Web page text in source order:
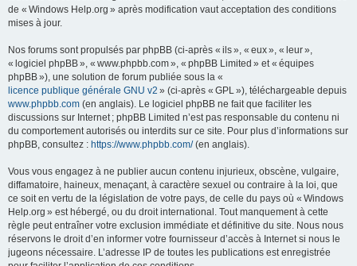
de « Windows Help.org » après modification vaut acceptation des conditions
mises à jour.
Nos forums sont propulsés par phpBB (ci-après « ils », « eux », « leur »,
« logiciel phpBB », « www.phpbb.com », « phpBB Limited » et « équipes
phpBB »), une solution de forum publiée sous la «
licence publique générale GNU v2 » (ci-après « GPL »), téléchargeable depuis
www.phpbb.com (en anglais). Le logiciel phpBB ne fait que faciliter les
discussions sur Internet ; phpBB Limited n’est pas responsable du contenu ni
du comportement autorisés ou interdits sur ce site. Pour plus d’informations sur
phpBB, consultez : https://www.phpbb.com/(en anglais).
Vous vous engagez à ne publier aucun contenu injurieux, obscène, vulgaire,
diffamatoire, haineux, menaçant, à caractère sexuel ou contraire à la loi, que
ce soit en vertu de la législation de votre pays, de celle du pays où « Windows
Help.org » est hébergé, ou du droit international. Tout manquement à cette
règle peut entraîner votre exclusion immédiate et définitive du site. Nous nous
réservons le droit d’en informer votre fournisseur d’accès à Internet si nous le
jugeons nécessaire. L’adresse IP de toutes les publications est enregistrée